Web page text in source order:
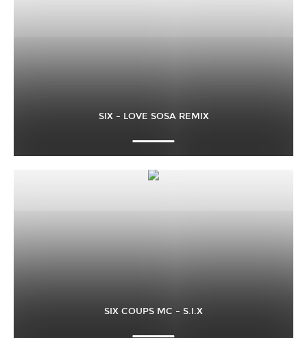
SIX – LOVE SOSA REMIX
SIX COUPS MC – S.I.X